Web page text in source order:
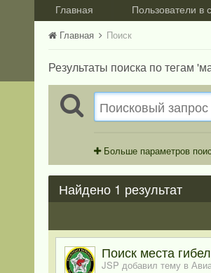
Главная Пользователи в
Главная Поиск
Результаты поиска по тегам
Больше параметров
Найдено 1 результат
Поиск места
JSP добавил тему в